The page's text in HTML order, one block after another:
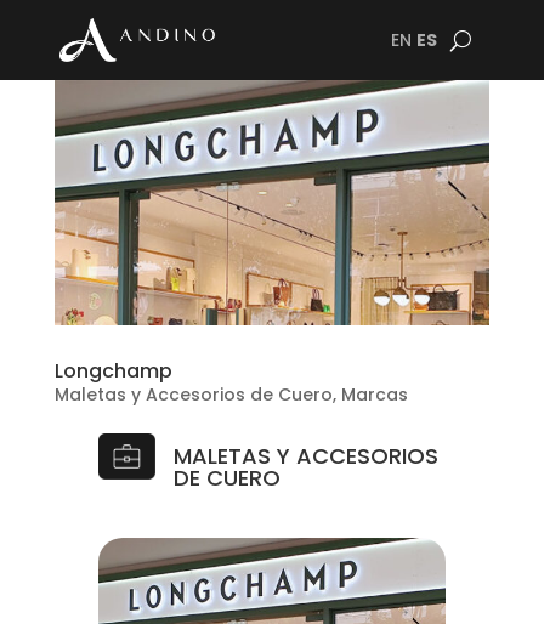
EN ES
Longchamp
Maletas y Accesorios de Cuero, Marcas
MALETAS Y ACCESORIOS
DE CUERO